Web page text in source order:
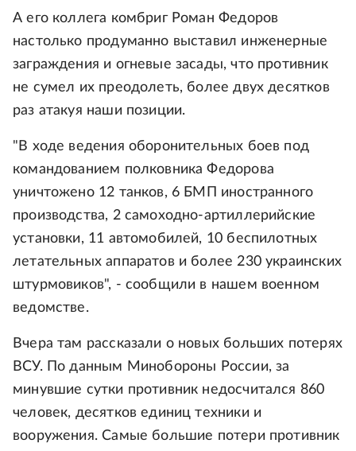
А его коллега комбриг Роман Федоров
настолько продуманно выставил инженерные
заграждения и огневые засады, что противник
не сумел их преодолеть, более двух десятков
раз атакуя наши позиции.
"В ходе ведения оборонительных боев под
командованием полковника Федорова
уничтожено 12 танков, 6 БМП иностранного
производства, 2 самоходно-артиллерийские
установки, 11 автомобилей, 10 беспилотных
летательных аппаратов и более 230 украинских
штурмовиков", - сообщили в нашем военном
ведомстве.
Вчера там рассказали о новых больших потерях
ВСУ. По данным Минобороны России, за
минувшие сутки противник недосчитался 860
человек, десятков единиц техники и
вооружения. Самые большие потери противник